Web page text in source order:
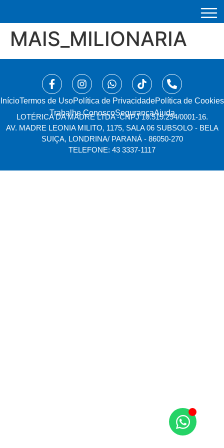
MAIS_MILIONARIA
Início⁠Termos de UsoPolítica de PrivacidadePolítica de Cookies
Trabalhe ConoscoSegurançaAjuda
LOTÉRICA DA MADRE LTDA -CNPJ 10.519.294/0001-16.
AV. MADRE LEONIA MILITO, 1175, SALA 06 SUBSOLO - BELA
SUIÇA, LONDRINA/ PARANÁ - 86050-270
TELEFONE: 43 3337-1117